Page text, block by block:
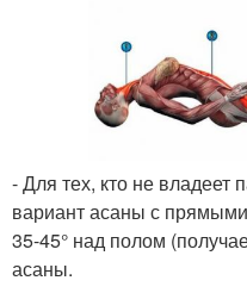
- Для тех, кто не владеет
вариант асаны с
35-45° над полом
асаны.